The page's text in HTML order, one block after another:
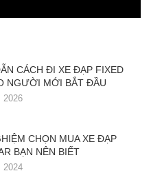
CÁCH ĐI XE ĐẠP FIXED
NGƯỜI MỚI BẮT ĐẦU
2026
CHỌN MUA XE ĐẠP
BẠN NÊN BIẾT
2024